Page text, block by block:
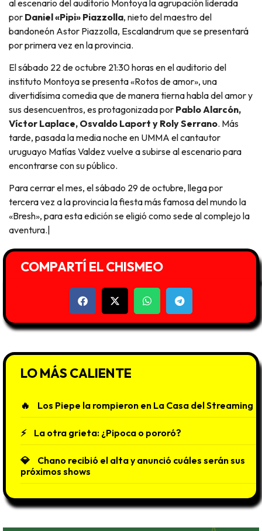
al escenario del auditorio Montoya la agrupación liderada
por Daniel «Pipi» Piazzolla, nieto del maestro del
bandoneón Astor Piazzolla, Escalandrum que se presentará
por primera vez en la provincia.
El sábado 22 de octubre 21:30 horas en el auditorio del
instituto Montoya se presenta «Rotos de amor», una
divertidísima comedia que de manera tierna habla del amor y
sus desencuentros, es protagonizada por Pablo Alarcón,
Víctor Laplace, Osvaldo Laport y Roly Serrano. Más
tarde, pasada la media noche en UMMA el cantautor
uruguayo Matías Valdez vuelve a subirse al escenario para
encontrarse con su público.
Para cerrar el mes, el sábado 29 de octubre, llega por
tercera vez a la provincia la fiesta más famosa del mundo la
«Bresh», para esta edición se eligió como sede al complejo la
aventura.|
COMPARTÍ EL CHISMEO
LO MÁS CALIENTE
Los Piepe la rompieron en La Casa del Streaming
La otra grieta: ¿Pipoca o pororó?
Chano recibió el alta y anunció cuáles serán sus
próximos shows